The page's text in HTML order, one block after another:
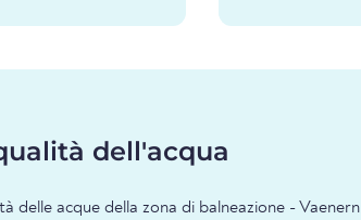
dell'acqua
delle acque della zona di balneazione - Vaenern